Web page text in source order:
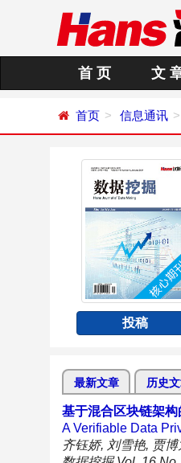
首 页 文
首页 信息通讯
投稿
最新文章 历史
基于混合区块链架
A Verifiable Data
齐钰娇, 刘雪艳, 贾